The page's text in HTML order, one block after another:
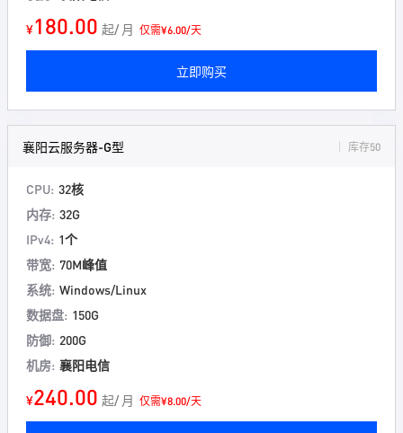
¥180.00 起/ 月 仅需¥6.00/天
立即购买
襄阳云服务器-G型 库存50
CPU: 32核
内存: 32G
IPv4: 1个
带宽: 70M峰值
系统: Windows/Linux
数据盘: 150G
防御: 200G
机房: 襄阳电信
¥240.00 起/ 月 仅需¥8.00/天